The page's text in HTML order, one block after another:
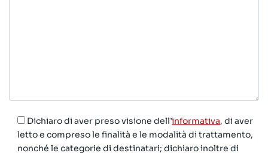
Dichiaro di aver preso visione dell’informativa, di aver
letto e compreso le finalità e le modalità di trattamento,
nonché le categorie di destinatari; dichiaro inoltre di